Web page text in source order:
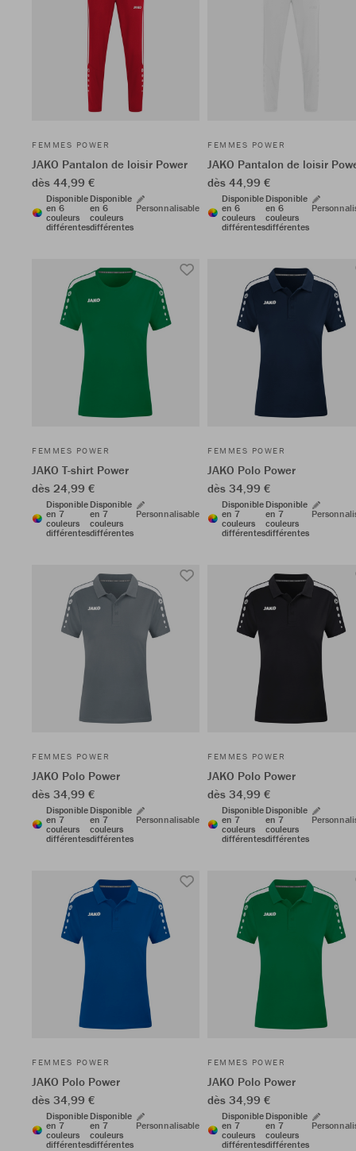
FEMMES POWER
JAKO Pantalon de loisir Power
dès 44,99 €
Disponible
en 6
couleurs
différentes
Disponible
en 6
couleurs
différentes
Personnalisable
FEMMES POWER
JAKO Pantalon de loisir
dès 44,99 €
Disponible
en 6
couleurs
différentes
Disponible
en 6
couleurs
différentes
FEMMES POWER
JAKO T-shirt Power
dès 24,99 €
Disponible
en 7
couleurs
différentes
Disponible
en 7
couleurs
différentes
Personnalisable
FEMMES POWER
JAKO Polo Power
dès 34,99 €
Disponible
en 7
couleurs
différentes
Disponible
en 7
couleurs
différentes
FEMMES POWER
JAKO Polo Power
dès 34,99 €
Disponible
en 7
couleurs
différentes
Disponible
en 7
couleurs
différentes
Personnalisable
FEMMES POWER
JAKO Polo Power
dès 34,99 €
Disponible
en 7
couleurs
différentes
Disponible
en 7
couleurs
différentes
FEMMES POWER
JAKO Polo Power
dès 34,99 €
Disponible
en 7
couleurs
différentes
Disponible
en 7
couleurs
différentes
Personnalisable
FEMMES POWER
JAKO Polo Power
dès 34,99 €
Disponible
en 7
couleurs
différentes
Disponible
en 7
couleurs
différentes